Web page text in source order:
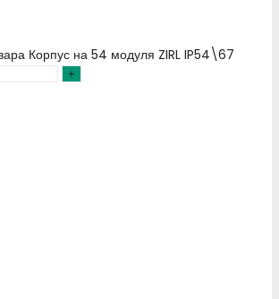
Корпус на 54 модуля ZIRL IP54\67